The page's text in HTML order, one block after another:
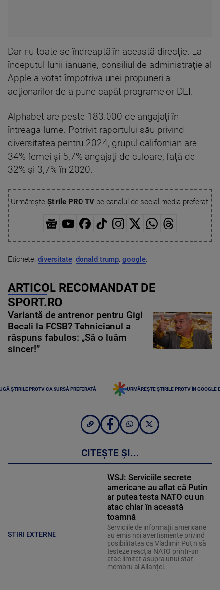
Dar nu toate se îndreaptă în această direcţie. La
începutul lunii ianuarie, consiliul de administraţie al
Apple a votat împotriva unei propuneri a
acţionarilor de a pune capăt programelor DEI.
Alphabet are peste 183.000 de angajaţi în
întreaga lume. Potrivit raportului său privind
diversitatea pentru 2024, grupul californian are
34% femei şi 5,7% angajaţi de culoare, faţă de
32% şi 3,7% în 2020.
Urmărește Știrile PRO TVpe canalul de social media preferat:
Etichete: diversitate, donald trump, google,
ARTICOL RECOMANDAT DE
SPORT.RO
Variantă de antrenor pentru Gigi
Becali la FCSB? Tehnicianul a
răspuns fabulos: „Să o luăm
sincer!”
ȘTIRILE PROTV CA SURSĂ PREFERATĂ URMĂREȘTE ȘTIRILE PROTV ÎN GOOGLE
CITEȘTE ȘI...
STIRI EXTERNE
WSJ: Serviciile secrete
americane au aflat că Putin
ar putea testa NATO cu un
atac chiar în această
toamnă
Serviciile de informații americane
au emis noi avertismente privind
posibilitatea ca Vladimir Putin să
testeze reacția NATO printr-un
atac limitat asupra unui stat
membru al Alianței.